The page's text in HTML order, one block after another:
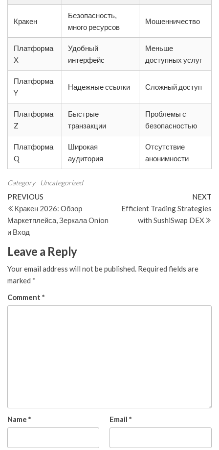
Кракен
Безопасность,
много ресурсов
Мошенничество
Платформа
Х
Удобный
интерфейс
Меньше
доступных услуг
Платформа
Y
Надежные ссылки Сложный доступ
Платформа
Z
Быстрые
транзакции
Проблемы с
безопасностью
Платформа
Q
Широкая
аудитория
Отсутствие
анонимности
Category Uncategorized
Post
navigation
Previous
Post
PREVIOUS
Кракен 2026: Обзор
Маркетплейса, Зеркала Onion
и Вход
NEXT
Efficient Trading Strategies
with SushiSwap DEX
Leave a Reply
Your email address will not be published. Required fields are
marked *
Comment *
Name * Email *